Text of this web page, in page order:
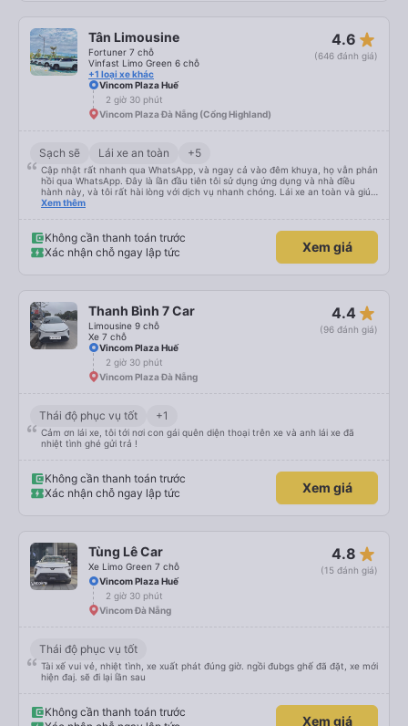
Tân Limousine
Fortuner 7 chỗ
Vinfast Limo Green 6 chỗ
+1 loại xe khác
4.6 star_rate
(646 đánh giá)
Vincom Plaza Huế
2 giờ 30 phút
Vincom Plaza Đà Nẵng (Cổng Highland)
Sạch sẽ Lái xe an toàn +5
Cập nhật rất nhanh qua WhatsApp, và ngay cả vào đêm khuya, họ vẫn phản
hồi qua WhatsApp. Đây là lần đầu tiên tôi sử dụng ứng dụng và nhà điều
hành này, và tôi rất hài lòng với dịch vụ nhanh chóng. Lái xe an toàn và giúp
tôi đến khách sạn ở Huế, mặc dù tôi không báo trước khi đặt xe và tài xế đã
của họ một lần nữa cho chuyến trở về Đà Nẵng.
Xem thêm
Không cần thanh toán trước
Xác nhận chỗ ngay lập tức
Xem giá
Thanh Bình 7 Car
Limousine 9 chỗ
Xe 7 chỗ
4.4 star_rate
(96 đánh giá)
Vincom Plaza Huế
2 giờ 30 phút
Vincom Plaza Đà Nẵng
Thái độ phục vụ tốt +1
Cảm ơn lái xe, tôi tới nơi con gái quên diện thoại trên xe và anh lái xe đã
nhiệt tình ghé gửi trả !
Không cần thanh toán trước
Xác nhận chỗ ngay lập tức
Xem giá
Tùng Lê Car
Xe Limo Green 7 chỗ
4.8 star_rate
(15 đánh giá)
Vincom Plaza Huế
2 giờ 30 phút
Vincom Đà Nẵng
Thái độ phục vụ tốt
Tài xế vui vẻ, nhiệt tình, xe xuất phát đúng giờ. ngồi đubgs ghế đã đặt, xe mới
hiện đaj. sẽ đi lại lần sau
Không cần thanh toán trước
Xem giá